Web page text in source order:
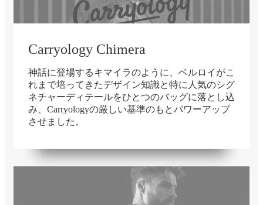
在庫切れ
Carryology Chimera
神話に登場するキマイラのように、ベルロイがこ
れまで培ってきたデザイン知識と特に人気のシグ
ネチャーディテールをひとつのバッグに落とし込
み、Carryologyの厳しい基準のもとパワーアップ
させました。